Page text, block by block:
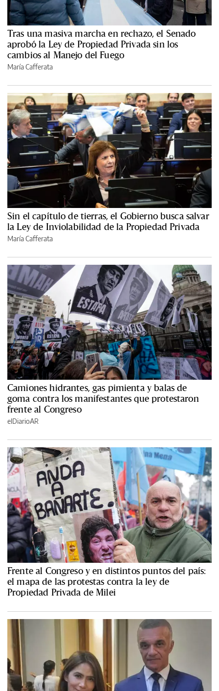
Tras una masiva marcha en rechazo, el Senado
aprobó la Ley de Propiedad Privada sin los
cambios al Manejo del Fuego
María Cafferata
Sin el capítulo de tierras, el Gobierno busca salvar
la Ley de Inviolabilidad de la Propiedad Privada
María Cafferata
Camiones hidrantes, gas pimienta y balas de
goma contra los manifestantes que protestaron
frente al Congreso
elDiarioAR
Frente al Congreso y en distintos puntos del país:
el mapa de las protestas contra la ley de
Propiedad Privada de Milei